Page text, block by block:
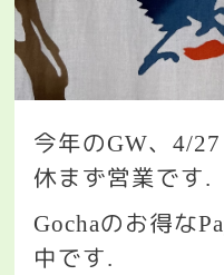
今年のGW、4/27
休まず営業です.
Gochaのお得な
中です.